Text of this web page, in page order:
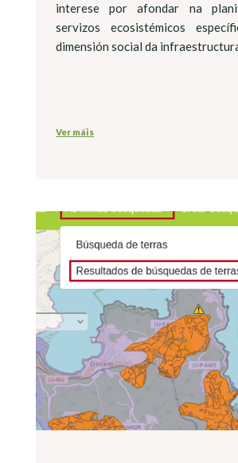
interese por afondar na
servizos ecosistémicos
dimensión social da
Ver máis